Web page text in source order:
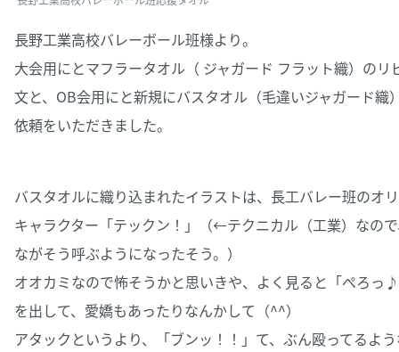
長野工業高校バレーボール班様より。
大会用にとマフラータオル（ ジャガード フラット織）のリ
文と、OB会用にと新規にバスタオル（毛違いジャガード織
依頼をいただきました。
バスタオルに織り込まれたイラストは、長工バレー班のオ
キャラクター「テックン！」（←テクニカル（工業）なの
ながそう呼ぶようになったそう。）
オオカミなので怖そうかと思いきや、よく見ると「ぺろっ
を出して、愛嬌もあったりなんかして（^^）
アタックというより、「ブンッ！！」て、ぶん殴ってるよ